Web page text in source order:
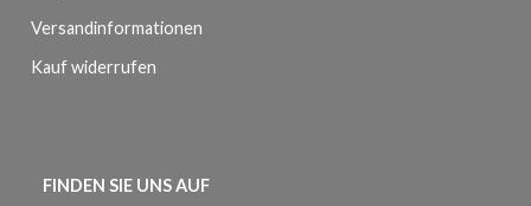
Versandinformationen
Kauf widerrufen
FINDEN SIE UNS AUF